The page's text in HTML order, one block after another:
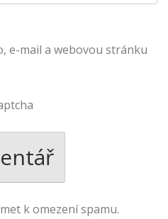
e-mail a webovou stránku
k omezení spamu.